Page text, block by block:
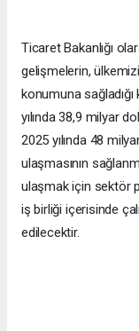
Ticaret Bakanlığı
gelişmelerin,
konumuna
yılında 38,9 milyar
2025 yılında 48
ulaşmasının
ulaşmak için sektör
iş birliği içerisinde
edilecektir.